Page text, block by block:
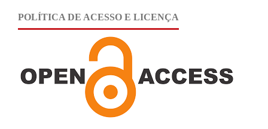
POLÍTICA DE ACESSO E LICENÇA